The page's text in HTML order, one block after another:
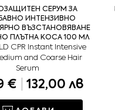
СЕРУМ ЗА
ИНТЕНЗИВНО
ВЪЗСТАНОВЯВАНЕ
ПЛЪТНА КОСА 100 МЛ
CPR Instant Intensive
and Coarse Hair
Serum
€ 132,00 лв